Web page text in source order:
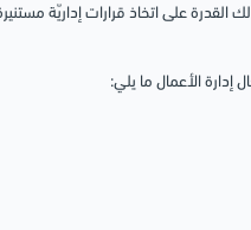
على اتخاذ قرارات إداريّة مستنيرة
الأعمال ما يلي: